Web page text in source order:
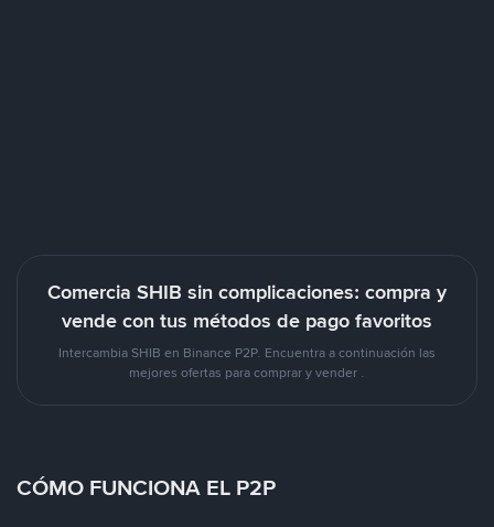
Comercia SHIB sin complicaciones: compra y
vende con tus métodos de pago favoritos
Intercambia SHIB en Binance P2P. Encuentra a continuación las
mejores ofertas para comprar y vender .
CÓMO FUNCIONA EL P2P